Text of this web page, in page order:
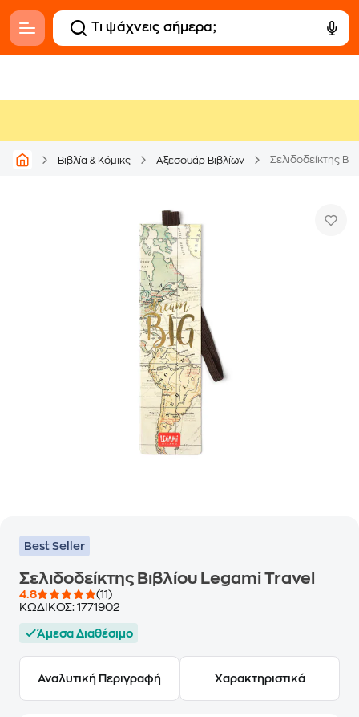
Βιβλία & Κόμικς Αξεσουάρ Βιβλίων Σελιδοδείκτης
Best Seller
Σελιδοδείκτης Βιβλίου Legami Travel
4.8
(11)
ΚΩΔΙΚΟΣ: 1771902
Άμεσα Διαθέσιμο
Αναλυτική Περιγραφή Χαρακτηριστικά